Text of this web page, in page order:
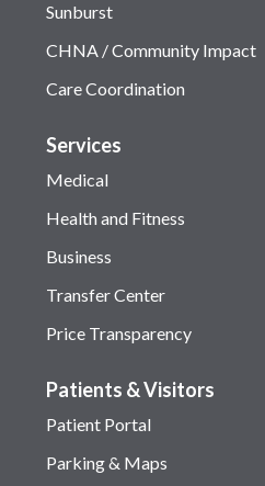
Sunburst
CHNA / Community Impact
Care Coordination
Services
Medical
Health and Fitness
Business
Transfer Center
Price Transparency
Patients & Visitors
Patient Portal
Parking & Maps